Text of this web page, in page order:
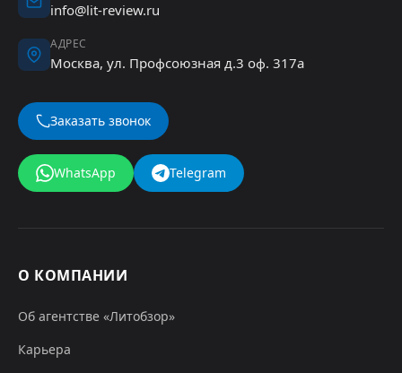
info@lit-review.ru
АДРЕС
Москва, ул. Профсоюзная д.3 оф. 317а
Заказать звонок
WhatsApp Telegram
О КОМПАНИИ
Об агентстве «Литобзор»
Карьера